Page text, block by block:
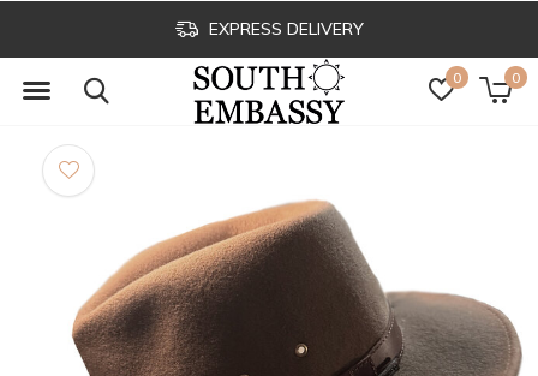
0 0
EXPRESS DELIVERY